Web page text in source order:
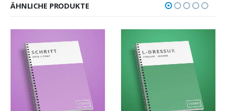
ÄHNLICHE PRODUKTE